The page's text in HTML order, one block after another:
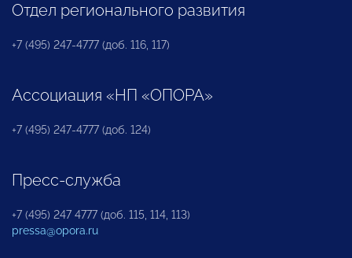
Отдел регионального развития
+7 (495) 247-4777 (доб. 116, 117)
Ассоциация «НП «ОПОРА»
+7 (495) 247-4777 (доб. 124)
Пресс-служба
+7 (495) 247 4777 (доб. 115, 114, 113)
pressa@opora.ru